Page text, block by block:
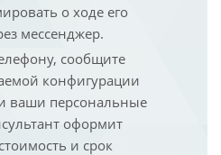
о ходе его
мессенджер.
сообщите
конфигурации
ваши персональные
оформит
и срок